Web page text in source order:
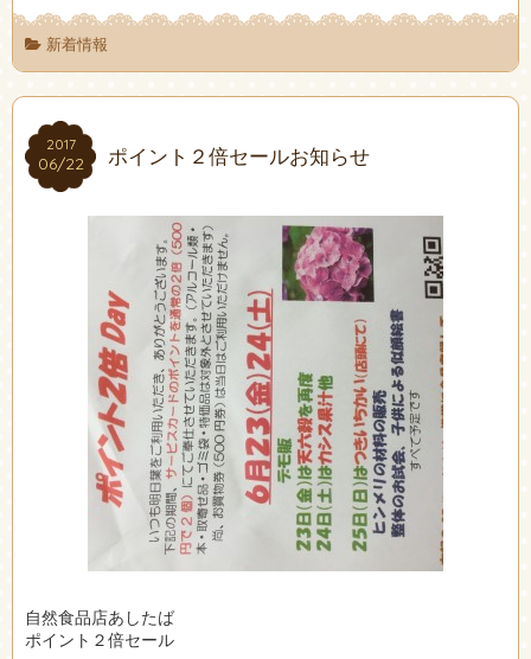
新着情報
2017
06/22
2017
06/22 ポイント２倍セールお知らせ
自然食品店あしたば
ポイント２倍セール